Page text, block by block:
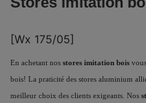
[Wx 175/05]
En achetant nos stores imitation bois
bois! La praticité des stores aluminium
meilleur choix des clients exigeants. Nos